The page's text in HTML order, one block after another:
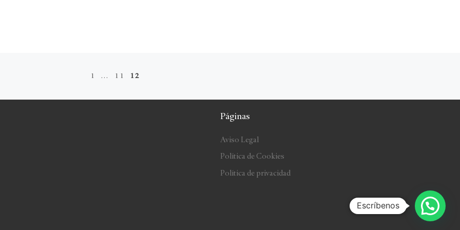
1 … 11 12
Páginas
Aviso Legal
Política de Cookies
Política de privacidad
Escríbenos